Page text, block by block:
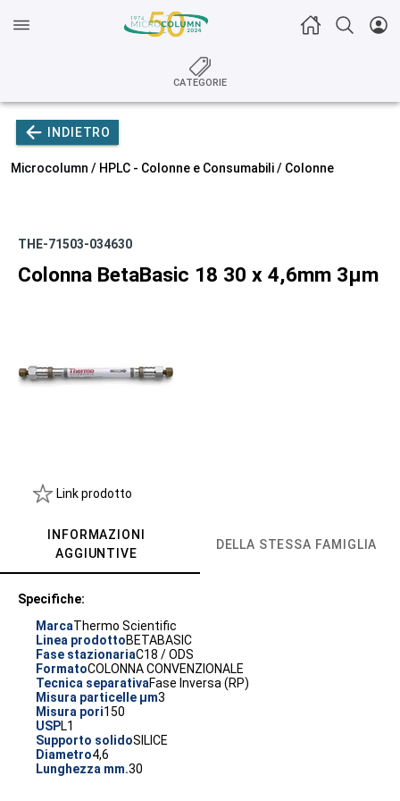
CATEGORIE
INDIETRO
Microcolumn / HPLC - Colonne e Consumabili/ Colonne
THE-71503-034630
Colonna BetaBasic 18 30 x 4,6mm 3µm
Link prodotto
INFORMAZIONI
AGGIUNTIVE
DELLA STESSA FAMIGLIA
Specifiche:
MarcaThermo Scientific
Linea prodottoBETABASIC
Fase stazionariaC18 / ODS
FormatoCOLONNA CONVENZIONALE
Tecnica separativaFase Inversa (RP)
Misura particelle µm3
Misura pori150
USPL1
Supporto solidoSILICE
Diametro4,6
Lunghezza mm.30